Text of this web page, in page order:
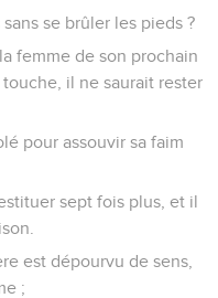
se brûler les pieds ?
femme de son prochain
il ne saurait rester
pour assouvir sa faim
sept fois plus, et il
est dépourvu de sens,
;